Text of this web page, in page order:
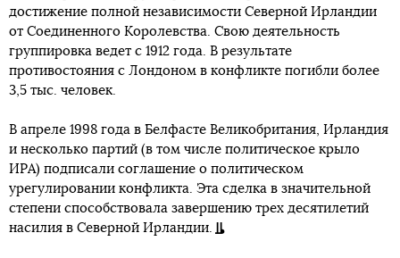
достижение полной независимости Северной Ирландии
от Соединенного Королевства. Свою деятельность
группировка ведет с 1912 года. В результате
противостояния с Лондоном в конфликте погибли более
3,5 тыс. человек.
В апреле 1998 года в Белфасте Великобритания, Ирландия
и несколько партий (в том числе политическое крыло
ИРА) подписали соглашение о политическом
урегулировании конфликта. Эта сделка в значительной
степени способствовала завершению трех десятилетий
насилия в Северной Ирландии.